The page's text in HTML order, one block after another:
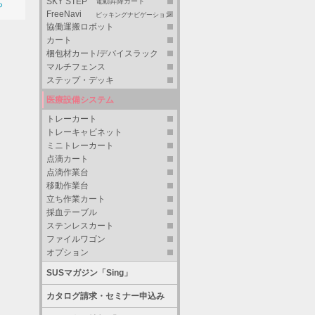
FreeNavi ピッキングナビゲーション
協働運搬ロボット
カート
梱包材カート/デバイスラック
マルチフェンス
ステップ・デッキ
医療設備システム
トレーカート
トレーキャビネット
ミニトレーカート
点滴カート
点滴作業台
移動作業台
立ち作業カート
採血テーブル
ステンレスカート
ファイルワゴン
オプション
SUSマガジン「Sing」
カタログ請求・セミナー申込み